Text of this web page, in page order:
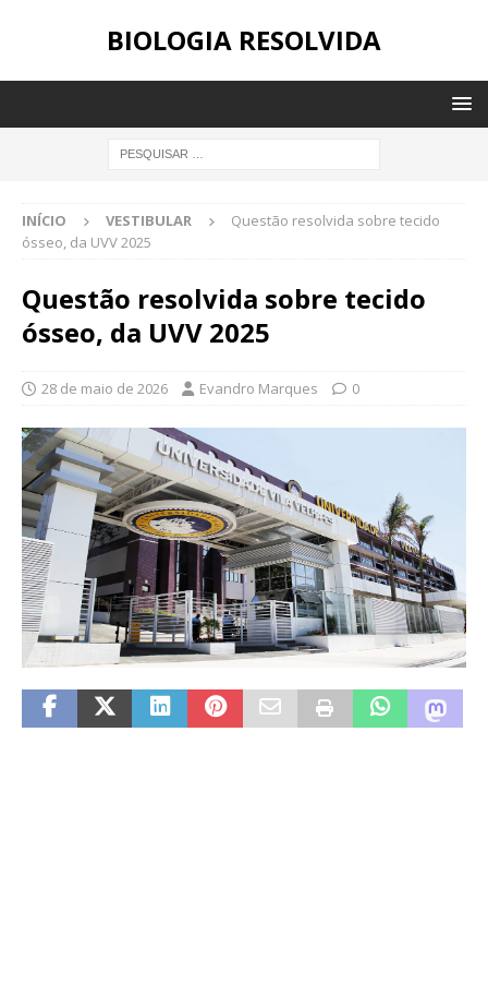
BIOLOGIA RESOLVIDA
INÍCIO VESTIBULAR
Questão resolvida sobre tecido
ósseo, da UVV 2025
Questão resolvida sobre tecido
ósseo, da UVV 2025
28 de maio de 2026 Evandro Marques 0